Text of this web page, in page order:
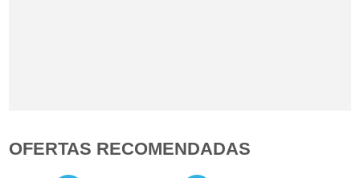
OFERTAS RECOMENDADAS